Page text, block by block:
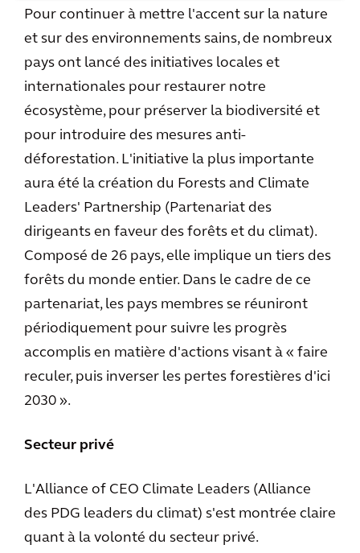
Pour continuer à mettre l'accent sur la nature
et sur des environnements sains, de nombreux
pays ont lancé des initiatives locales et
internationales pour restaurer notre
écosystème, pour préserver la biodiversité et
pour introduire des mesures anti-
déforestation. L'initiative la plus importante
aura été la création du Forests and Climate
Leaders' Partnership (Partenariat des
dirigeants en faveur des forêts et du climat).
Composé de 26 pays, elle implique un tiers des
forêts du monde entier. Dans le cadre de ce
partenariat, les pays membres se réuniront
périodiquement pour suivre les progrès
accomplis en matière d'actions visant à « faire
reculer, puis inverser les pertes forestières d'ici
2030 ».
Secteur privé
L'Alliance of CEO Climate Leaders (Alliance
des PDG leaders du climat) s'est montrée claire
quant à la volonté du secteur privé.